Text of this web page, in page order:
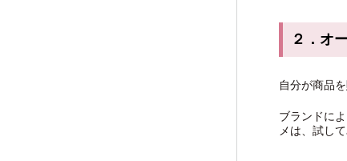
２．オ
自分が商品
ブランドに
メは、試し